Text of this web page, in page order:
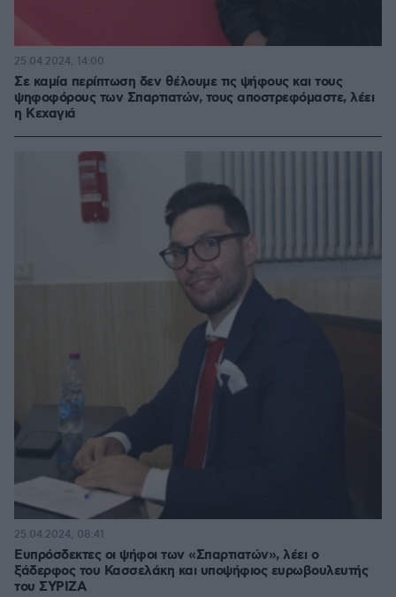
Σε καμία περίπτωση δεν θέλουμε τις ψήφους και τους
ψηφοφόρους των Σπαρτιατών, τους αποστρεφόμαστε, λέει
η Κεχαγιά
25.04.2024, 14:00
Ευπρόσδεκτες οι ψήφοι των «Σπαρτιατών», λέει ο
ξάδερφος του Κασσελάκη και υποψήφιος ευρωβουλευτής
του ΣΥΡΙΖΑ
25.04.2024, 08:41